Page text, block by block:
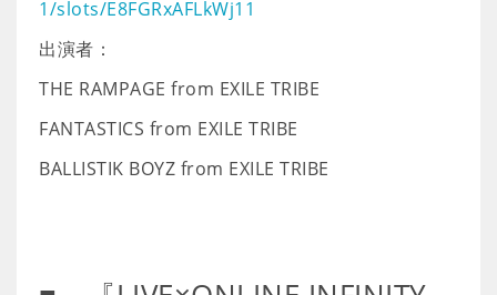
1/slots/E8FGRxAFLkWj11
出演者：
THE RAMPAGE from EXILE TRIBE
FANTASTICS from EXILE TRIBE
BALLISTIK BOYZ from EXILE TRIBE